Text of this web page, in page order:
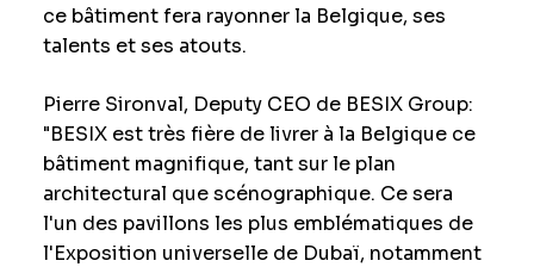
ce bâtiment fera rayonner la Belgique, ses
talents et ses atouts.
Pierre Sironval, Deputy CEO de BESIX Group:
"BESIX est très fière de livrer à la Belgique ce
bâtiment magnifique, tant sur le plan
architectural que scénographique. Ce sera
l'un des pavillons les plus emblématiques de
l'Exposition universelle de Dubaï, notamment